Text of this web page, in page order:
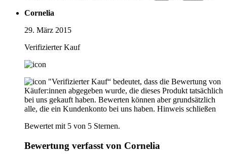
Cornelia
29. März 2015
Verifizierter Kauf
"Verifizierter Kauf“ bedeutet, dass die Bewertung von
Käufer:innen abgegeben wurde, die dieses Produkt tatsächlich
bei uns gekauft haben. Bewerten können aber grundsätzlich
alle, die ein Kundenkonto bei uns haben. Hinweis schließen
Bewertet mit 5 von 5 Sternen.
Bewertung verfasst von Cornelia